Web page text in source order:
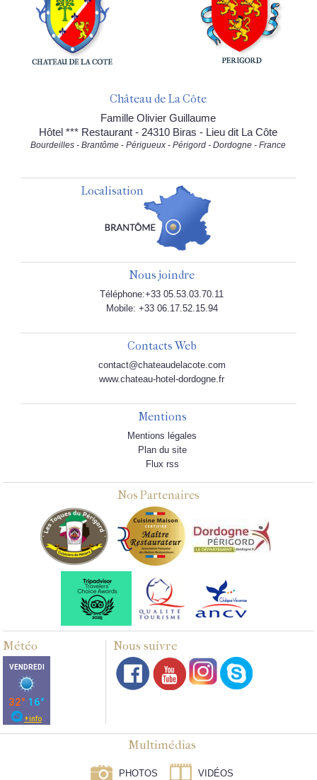
Château de La Côte
Famille Olivier Guillaume
Hôtel *** Restaurant - 24310 Biras - Lieu dit La Côte
Bourdeilles - Brantôme - Périgueux - Périgord - Dordogne - France
Localisation
Nous joindre
Téléphone:+33 05.53.03.70.11
Mobile: +33 06.17.52.15.94
Contacts Web
contact@chateaudelacote.com
www.chateau-hotel-dordogne.fr
Mentions
Mentions légales
Plan du site
Flux rss
Nos Partenaires
Météo Nous suivre
Multimédias
PHOTOS VIDÉOS